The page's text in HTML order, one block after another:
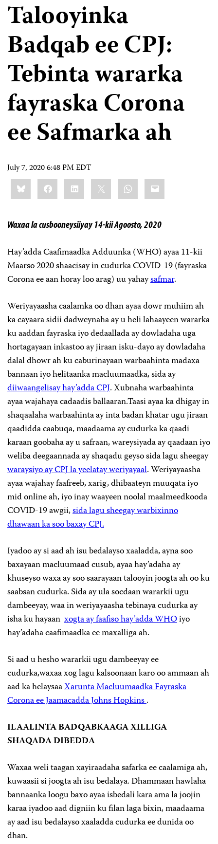
Talooyinka
Badqab ee CPJ:
Tebinta wararka
fayraska Corona
ee Safmarka ah
July 7, 2020 6:48 PM EDT
Share
this:BlueskyFacebookLinkedIn WhatsApp
Email
Waxaa la cusbooneysiiyay 14-kii Agoosto, 2020
Hay’adda Caafimaadka Adduunka (WHO) ayaa 11-kii
Maarso 2020 shaacisay in cudurka COVID-19 (fayraska
Corona ee aan horay loo arag) uu yahaysafmar.
Weriyayaasha caalamka oo dhan ayaa dowr muhiim ah
ka cayaara sidii dadweynaha ay u heli lahaayeen wararka
ku aaddan fayraska iyo dedaallada ay dowladaha uga
hortagayaan inkastoo ay jiraan isku-dayo ay dowladaha
dalal dhowr ah ku caburinayaan warbaahinta madaxa
bannaan iyo helitaanka macluumaadka, sida ay
diiwaangelisay hay’adda CPJ. Xubnaha warbaahinta
ayaa wajahaya cadaadis ballaaran.Taasi ayaa ka dhigay in
shaqaalaha warbaahinta ay inta badan khatar ugu jiraan
qaadidda caabuqa, maadaama ay cudurka ka qaadi
karaan goobaha ay u safraan, wareysiyada ay qaadaan iyo
weliba deegaannada ay shaqadu geyso sida lagu sheegay
waraysiyo ay CPJ la yeelatay weriyayaal. Weriyayaasha
ayaa wajahay faafreeb, xarig, dhibaateyn muuqata iyo
mid online ah, iyo inay waayeen noolal maalmeedkooda
COVID-19 awgii,sida lagu sheegay warbixinno
dhawaan ka soo baxay CPJ.
Iyadoo ay si aad ah isu bedalayso xaaladda, ayna soo
baxayaan macluumaad cusub, ayaa hay’adaha ay
khuseyso waxa ay soo saarayaan talooyin joogta ah oo ku
saabsan cudurka. Sida ay ula socdaan wararkii ugu
dambeeyay, waa in weriyayaasha tebinaya cudurka ay
isha ku hayaan xogta ay faafiso hay’adda WHOiyo
hay’adaha caafimaadka ee maxalliga ah.
Si aad u hesho wararkii ugu dambeeyay ee
cudurka,waxaa xog lagu kalsoonaan karo oo ammaan ah
aad ka helaysaaXarunta Macluumaadka Fayraska
Corona ee Jaamacadda Johns Hopkins.
ILAALINTA BADQABKAAGA XILLIGA
SHAQADA DIBEDDA
Waxaa weli taagan xayiraadaha safarka ee caalamiga ah,
kuwaasii si joogta ah isu bedalaya. Dhammaan hawlaha
bannaanka loogu baxo ayaa isbedali kara ama la joojin
karaa iyadoo aad digniin ku filan laga bixin, maadaama
ay aad isu bedalayso xaaladda cudurka ee dunida oo
dhan.